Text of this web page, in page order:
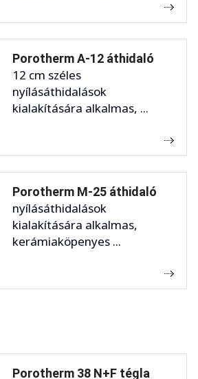
Porotherm A-12 áthidaló
12 cm széles
nyílásáthidalások
kialakítására alkalmas, ...
Porotherm M-25 áthidaló
nyílásáthidalások
kialakítására alkalmas,
kerámiaköpenyes ...
Porotherm 38 N+F tégla